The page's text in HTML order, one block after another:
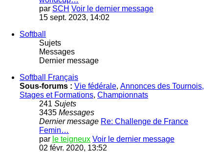
par SCH Voir le dernier message
15 sept. 2023, 14:02
Softball
Sujets
Messages
Dernier message
Softball Français
Sous-forums : Vie fédérale, Annonces des Tournois,
Stages et Formations, Championnats
241 Sujets
3435 Messages
Dernier message Re: Challenge de France
Femin…
par le teigneux Voir le dernier message
02 févr. 2020, 13:52